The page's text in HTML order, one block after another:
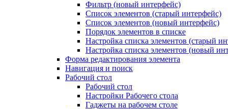
Фильтр (новый интерфейс)
Список элементов (старый интерфейс)
Список элементов (новый интерфейс)
Порядок элементов в списке
Настройка списка элементов (старый
Настройка списка элементов (новый
Форма редактирования элемента
Навигация и поиск
Рабочий стол
Рабочий стол
Настройки Рабочего стола
Гаджеты на рабочем столе